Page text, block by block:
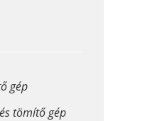
gép
tömítő gép